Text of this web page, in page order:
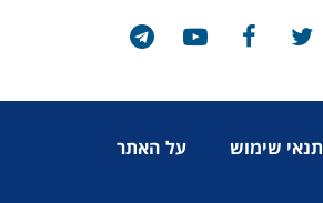
תנאי שימוש על האתר